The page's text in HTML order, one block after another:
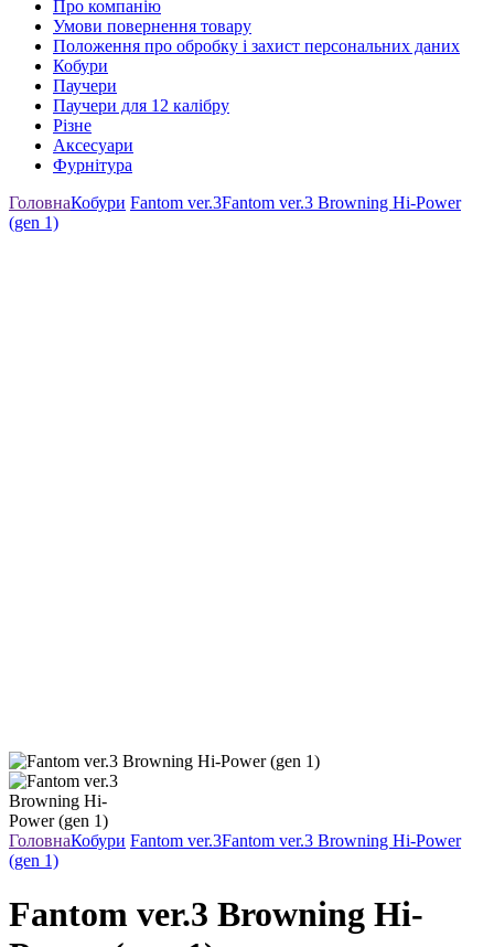
Про компанію
Умови повернення товару
Положення про обробку і захист персональних даних
Кобури
Паучери
Паучери для 12 калібру
Різне
Аксесуари
Фурнітура
ГоловнаКобури Fantom ver.3Fantom ver.3 Browning Hi-Power
(gen 1)
ГоловнаКобури Fantom ver.3Fantom ver.3 Browning Hi-Power
(gen 1)
Fantom ver.3 Browning Hi-